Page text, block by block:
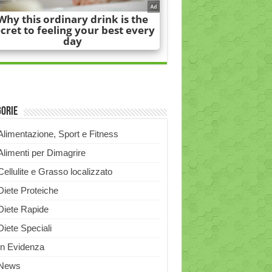
Sport e Fitness
per Dimagrire
e Grasso localizzato
Proteiche
Rapide
Speciali
Evidenza